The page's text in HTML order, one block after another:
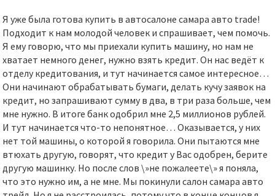
Я уже была готова купить в автосалоне самара авто trade!
Подходит к нам молодой человек и спрашивает, чем помочь.
Я ему говорю, что мы приехали купить машину, но нам не
хватает немного денег, нужно взять кредит. Он нас ведёт к
отделу кредитования, и тут начинается самое интересное…
Они начинают обрабатывать бумаги, делать кучу заявок на
кредит, но запрашивают сумму в два, в три раза больше, чем
мне нужно. В итоге банк одобрил мне 2,5 миллионов рублей.
И тут начинается что-то непонятное… Оказывается, у них
нет той машины, о которой я говорила. Они пытаются мне
втюхать другую, говорят, что кредит у Вас одобрен, берите
другую машинку. Но после слов \»не пожалеете\» я поняла,
что это нужно им, а не мне. Мы покинули салон самара авто